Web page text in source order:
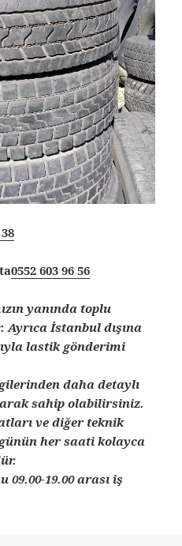
0552 603 96 56
yanında toplu
Ayrıca İstanbul dışına
lastik gönderimi
daha detaylı
sahip olabilirsiniz.
ve diğer teknik
her saati kolayca
19.00 arası iş